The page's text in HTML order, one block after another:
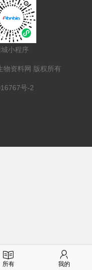
城小程序
资料网 版权所有
号-2
所有 我的